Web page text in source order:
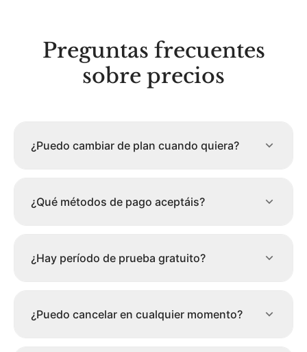
Preguntas frecuentes
sobre precios
¿Puedo cambiar de plan cuando quiera?
¿Qué métodos de pago aceptáis?
¿Hay período de prueba gratuito?
¿Puedo cancelar en cualquier momento?